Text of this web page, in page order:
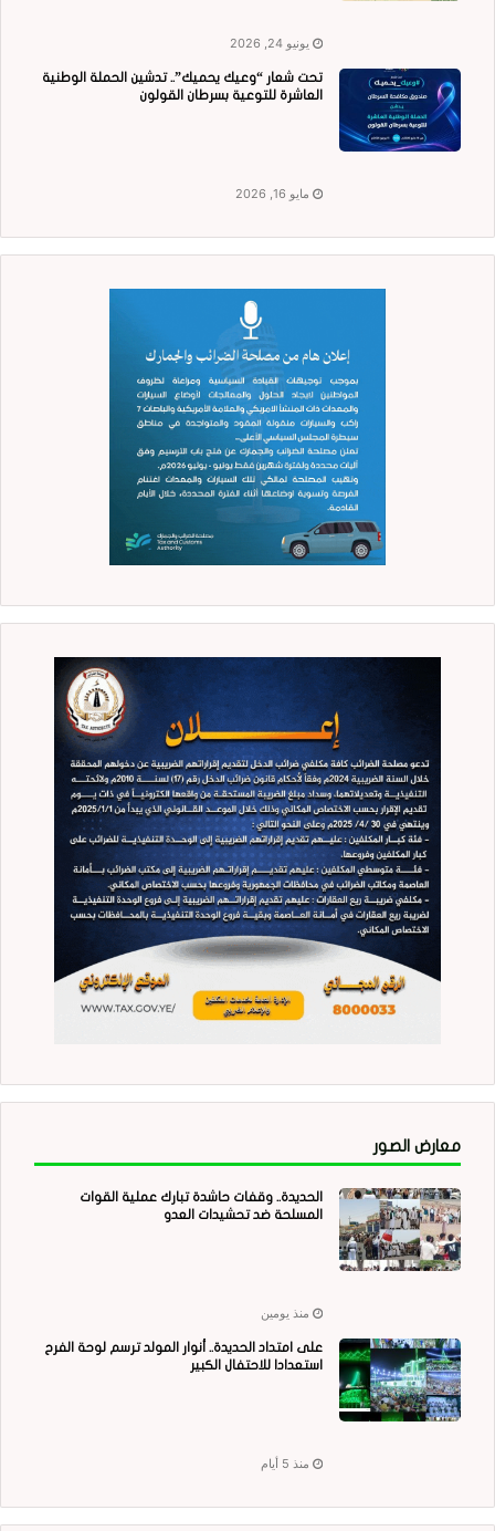
يونيو 24, 2026
تحت شعار “وعيك يحميك”.. تدشين الحملة الوطنية
العاشرة للتوعية بسرطان القولون
مايو 16, 2026
معارض الصور
الحديدة.. وقفات حاشدة تبارك عملية القوات
المسلحة ضد تحشيدات العدو
منذ يومين
على امتداد الحديدة.. أنوار المولد ترسم لوحة الفرح
استعدادا للاحتفال الكبير
منذ 5 أيام